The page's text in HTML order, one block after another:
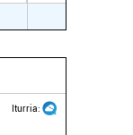
Iturria: